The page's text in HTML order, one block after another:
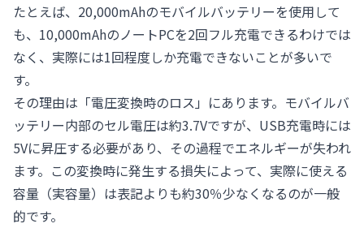
たとえば、20,000mAhのモバイルバッテリーを使用して
も、10,000mAhのノートPCを2回フル充電できるわけでは
なく、実際には1回程度しか充電できないことが多いで
す。
その理由は「電圧変換時のロス」にあります。モバイルバ
ッテリー内部のセル電圧は約3.7Vですが、USB充電時には
5Vに昇圧する必要があり、その過程でエネルギーが失われ
ます。この変換時に発生する損失によって、実際に使える
容量（実容量）は表記よりも約30％少なくなるのが一般
的です。